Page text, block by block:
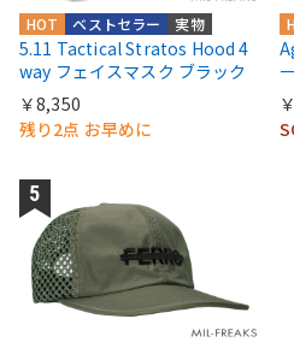
実物
ベストセラー
HOT
5.11 Tactical Stratos Hood 4
way フェイスマスク ブラック
￥8,350
残り2点 お早めに